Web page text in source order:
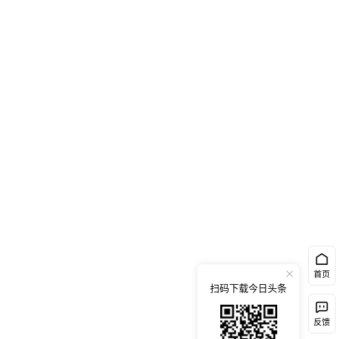
首页
反馈
扫码下载今日头条